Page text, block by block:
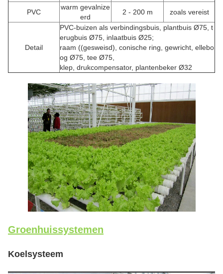
PVC
warm gevalnize
erd
2 - 200 m zoals vereist
Detail
PVC-buizen als verbindingsbuis, plantbuis Ø75, t
erugbuis Ø75, inlaatbuis Ø25;
raam ((gesweisd), conische ring, gewricht, ellebo
og Ø75, tee Ø75,
klep, drukcompensator, plantenbeker Ø32
Groenhuissystemen
Koelsysteem